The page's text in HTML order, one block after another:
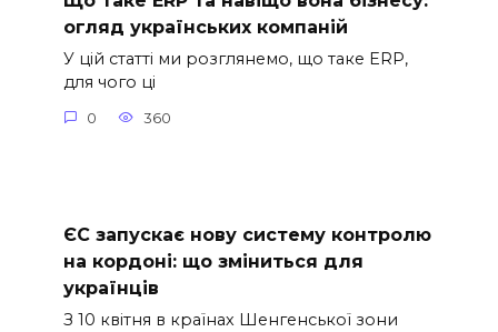
огляд українських компаній
У цій статті ми розглянемо, що таке ERP,
для чого ці
0 360
ЄС запускає нову систему контролю
на кордоні: що зміниться для
українців
З 10 квітня в країнах Шенгенської зони